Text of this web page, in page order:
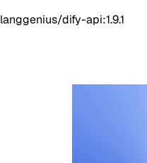
langgenius/dify-api:1.9.1